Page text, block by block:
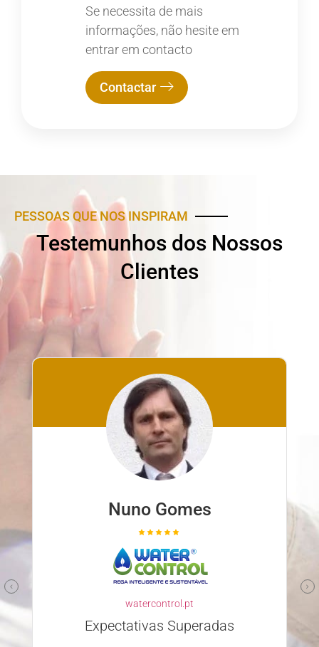
Se necessita de mais
informações, não hesite em
entrar em contacto
Contactar
PESSOAS QUE NOS INSPIRAM
Testemunhos dos Nossos
Clientes
Nuno Gomes
watercontrol.pt
Expectativas Superadas